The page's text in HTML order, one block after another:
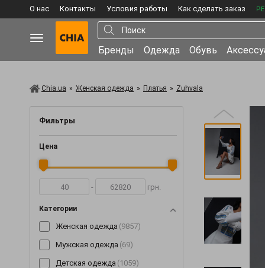
О нас Контакты Условия работы Как сделать заказ
Бренды Одежда Обувь
Chia.ua » Женская одежда » Платья » Zuhvala
Фильтры
Цена
- грн.
Категории
Женская одежда (9857)
Мужская одежда (69)
Детская одежда (1059)